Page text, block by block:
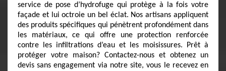
service de pose d’hydrofuge qui protège à la fois votre
façade et lui octroie un bel éclat. Nos artisans appliquent
des produits spécifiques qui pénètrent profondément dans
les matériaux, ce qui offre une protection renforcée
contre les infiltrations d’eau et les moisissures. Prêt à
protéger votre maison? Contactez-nous et obtenez un
devis sans engagement via notre site, vous le recevez en